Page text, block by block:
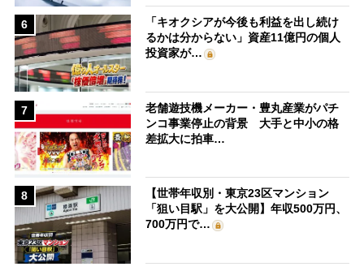
6
「キオクシアが今後も利益を出し続け
るかは分からない」資産11億円の個人
投資家が…
7
老舗遊技機メーカー・豊丸産業がパチ
ンコ事業停止の背景 大手と中小の格
差拡大に拍車…
8
【世帯年収別・東京23区マンション
「狙い目駅」を大公開】年収500万円、
700万円で…